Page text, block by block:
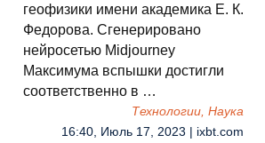
геофизики имени академика Е. К.
Федорова. Сгенерировано
нейросетью Midjourney
Максимума вспышки достигли
соответственно в …
Технологии, Наука
16:40, Июль 17, 2023 | ixbt.com